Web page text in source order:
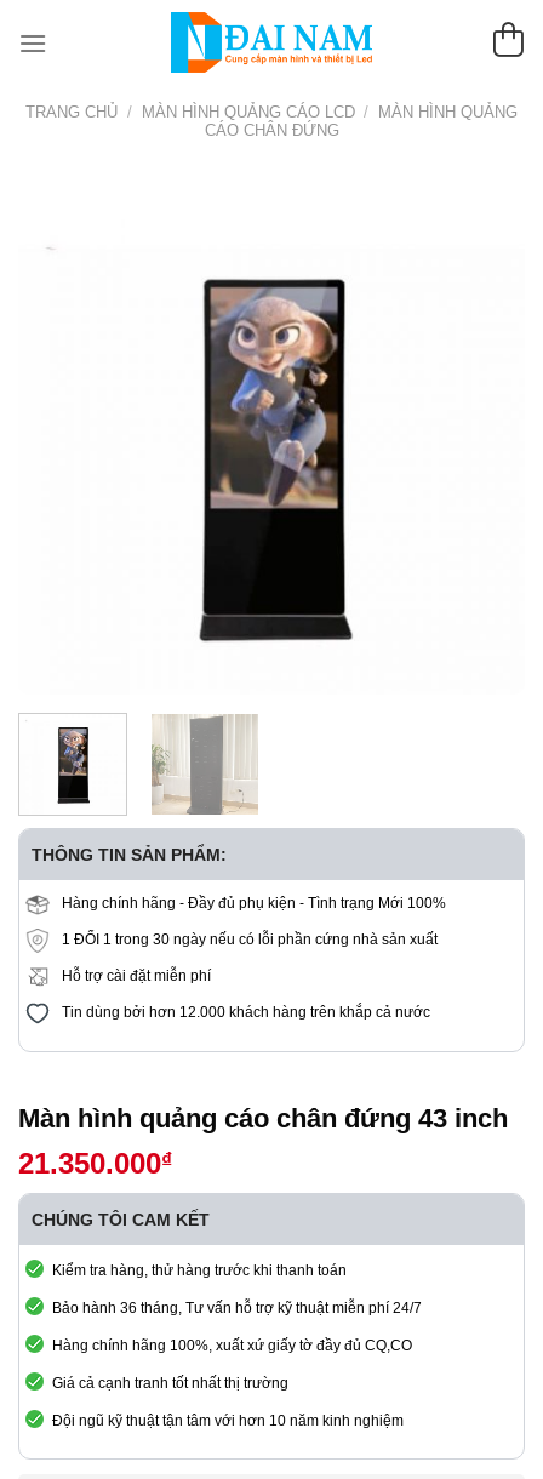
đến
dungTRANG CHỦ / MÀN HÌNH QUẢNG CÁO LCD /
MÀN HÌNH QUẢNG
CÁO CHÂN ĐỨNG
THÔNG TIN SẢN PHẨM:
Hàng chính hãng - Đầy đủ phụ kiện - Tình trạng Mới 100%
1 ĐỔI 1 trong 30 ngày nếu có lỗi phần cứng nhà sản xuất
Hỗ trợ cài đặt miễn phí
Tin dùng bởi hơn 12.000 khách hàng trên khắp cả nước
Màn hình quảng cáo chân đứng 43 inch
21.350.000₫
CHÚNG TÔI CAM KẾT
Kiểm tra hàng, thử hàng trước khi thanh toán
Bảo hành 36 tháng, Tư vấn hỗ trợ kỹ thuật miễn phí 24/7
Hàng chính hãng 100%, xuất xứ giấy tờ đầy đủ CQ,CO
Giá cả cạnh tranh tốt nhất thị trường
Đội ngũ kỹ thuật tận tâm với hơn 10 năm kinh nghiệm